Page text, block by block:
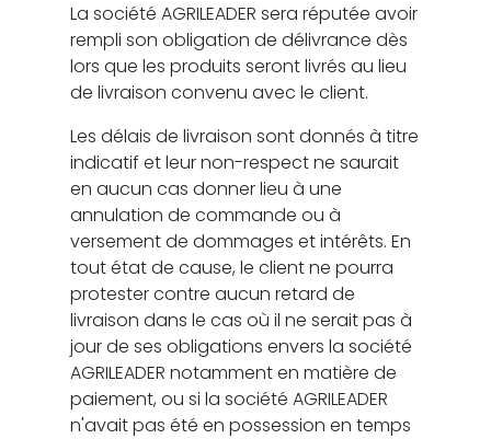
La société AGRILEADER sera réputée avoir
rempli son obligation de délivrance dès
lors que les produits seront livrés au lieu
de livraison convenu avec le client.
Les délais de livraison sont donnés à titre
indicatif et leur non-respect ne saurait
en aucun cas donner lieu à une
annulation de commande ou à
versement de dommages et intérêts. En
tout état de cause, le client ne pourra
protester contre aucun retard de
livraison dans le cas où il ne serait pas à
jour de ses obligations envers la société
AGRILEADER notamment en matière de
paiement, ou si la société AGRILEADER
n'avait pas été en possession en temps